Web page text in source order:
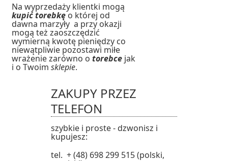
Na wyprzedaży klientki mogą
kupić torebkęo której od
dawna marzyły a przy okazji
mogą też zaoszczędzić
wymierną kwotę pieniędzy co
niewątpliwie pozostawi miłe
wrażenie zarówno otorebce jak
i o Twoimsklepie.
ZAKUPY PRZEZ
TELEFON
szybkie i proste - dzwonisz i
kupujesz:
tel. + (48) 698 299 515 (polski,